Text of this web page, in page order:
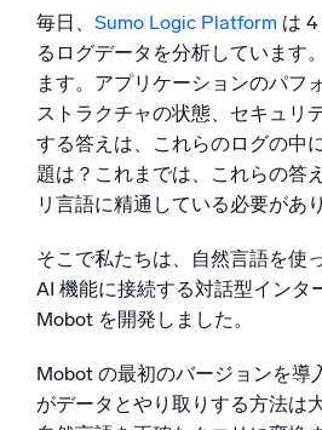
インテリジェントセキュリティ運用
SIEM
脅威を迅速に発見し、より賢く対応
セキュリティ用ログ
強力なログ可視化でクラウドセキュ
ダイナミックオブザーバビリティ
包括的な可視性で検出・解決
Mobot for Cloud SIEM Insights
ぜひご自身でお試しください
毎日、 Sumo Logic Platform は 4
るログデータを分析しています
ます。アプリケーションのパフ
ストラクチャの状態、セキュリ
する答えは、これらのログの中
題は？これまでは、これらの答
リ言語に精通している必要があ
そこで私たちは、自然言語を使
AI 機能に接続する対話型インタ
Mobot を開発しました。
Mobot の最初のバージョンを導
がデータとやり取りする方法は